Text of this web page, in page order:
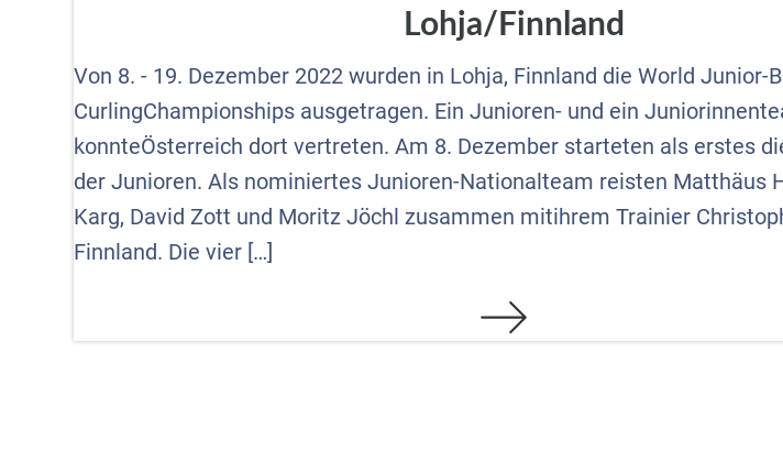
Lohja/Finnland
Von 8. - 19. Dezember 2022 wurden in Lohja, Finnland die World Junior-B
CurlingChampionships ausgetragen. Ein Junioren- und ein
konnteÖsterreich dort vertreten. Am 8. Dezember starteten als erstes
der Junioren. Als nominiertes Junioren-Nationalteam reisten Matthäus
Karg, David Zott und Moritz Jöchl zusammen mitihrem Trainier
Finnland. Die vier […]